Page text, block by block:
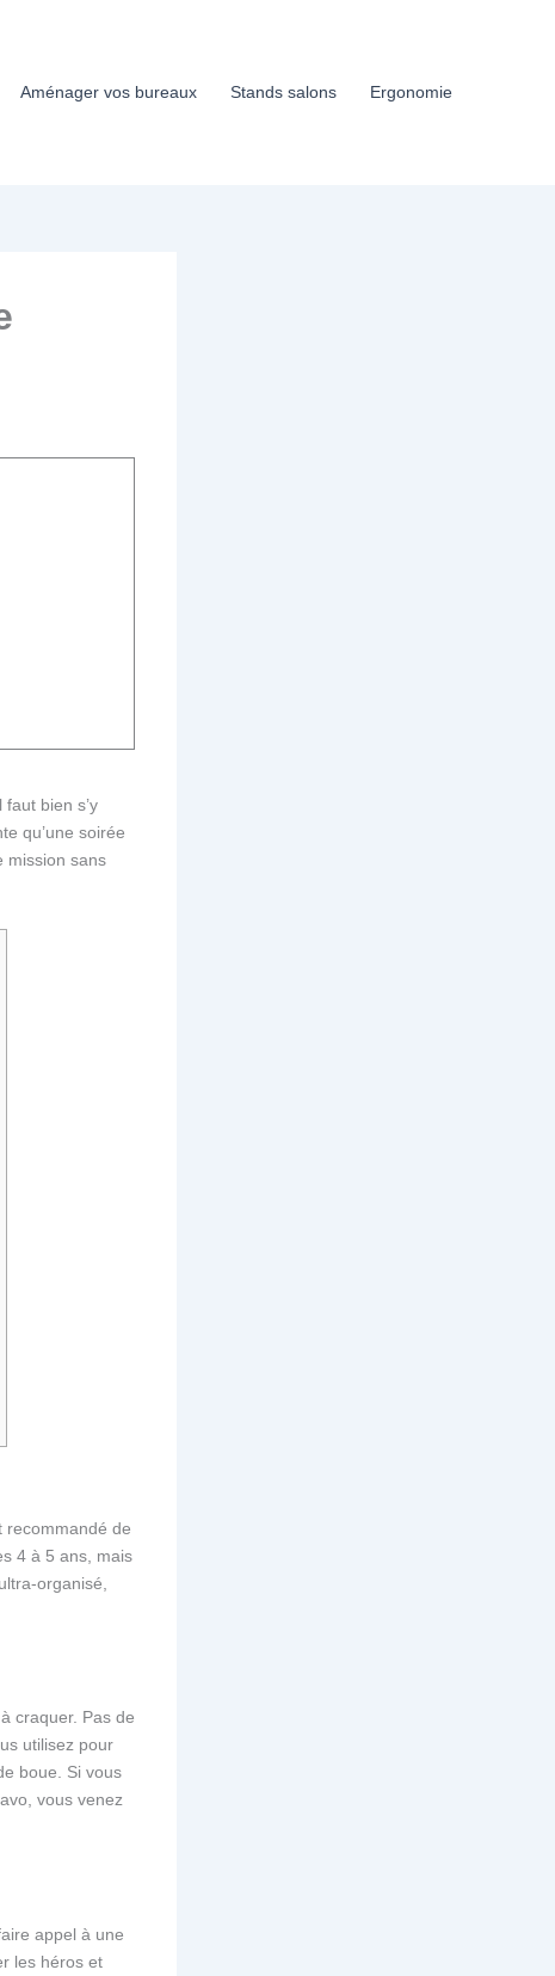
Aménager vos bureaux Stands salons Ergonomie
bien s’y
qu’une soirée
mission sans
recommandé de
4 à 5 ans, mais
organisé,
craquer. Pas de
utilisez pour
boue. Si vous
vous venez
appel à une
les héros et